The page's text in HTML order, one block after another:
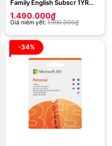
Family English Subscr 1YR
Emerging Market P10 (6GQ-
01896)
1.490.000₫
Giá niêm yết: 1.990.000₫
-34%